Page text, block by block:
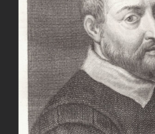
AGGIUNGI AL CARRELLO